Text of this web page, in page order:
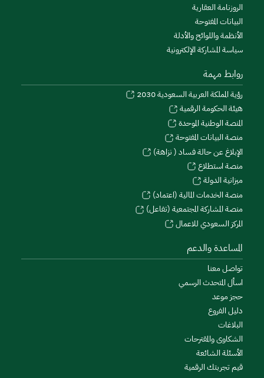
الروزنامة العقارية
البيانات المفتوحة
الأنظمة واللوائح والأدلة
سياسة المشاركة الإلكترونية
روابط مهمة
رؤية المملكة العربية السعودية 2030
هيئة الحكومة الرقمية
المنصة الوطنية الموحدة
منصة البيانات المفتوحة
الإبلاغ عن حالة فساد ( نزاهة)
منصة استطلاع
ميزانية الدولة
منصة الخدمات المالية (اعتماد)
منصة المشاركة المجتمعية (تفاعل)
المركز السعودي للاعمال
المساعدة والدعم
تواصل معنا
اسأل المتحدث الرسمي
حجز موعد
دليل الفروع
البلاغات
الشكاوى والمقترحات
الأسئلة الشائعة
قيم تجربتك الرقمية